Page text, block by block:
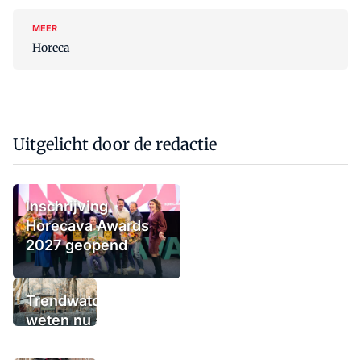
MEER
Horeca
Uitgelicht door de redactie
Inschrijving
Horecava Awards
2027 geopend
Trendwatchers
weten nu al wat